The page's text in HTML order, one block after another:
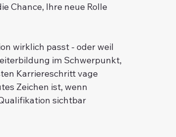
Chance, Ihre neue Rolle
wirklich passt - oder weil
im Schwerpunkt,
Karriereschritt vage
Zeichen ist, wenn
sichtbar